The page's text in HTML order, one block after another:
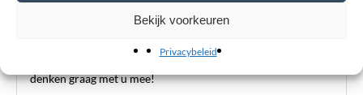
Bekijk voorkeuren
Privacybeleid
Heeft u een vraag? Kunnen wij u ergens mee helpen? Wij
denken graag met u mee!